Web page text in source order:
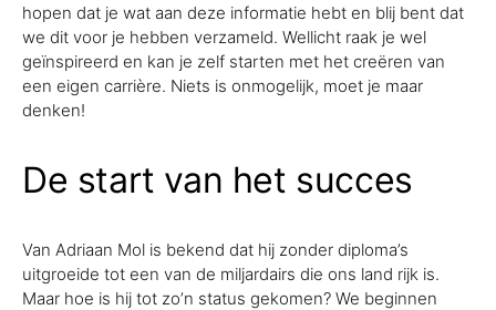
hopen dat je wat aan deze informatie hebt en blij bent dat
we dit voor je hebben verzameld. Wellicht raak je wel
geïnspireerd en kan je zelf starten met het creëren van
een eigen carrière. Niets is onmogelijk, moet je maar
denken!
De start van het succes
Van Adriaan Mol is bekend dat hij zonder diploma’s
uitgroeide tot een van de miljardairs die ons land rijk is.
Maar hoe is hij tot zo’n status gekomen? We beginnen